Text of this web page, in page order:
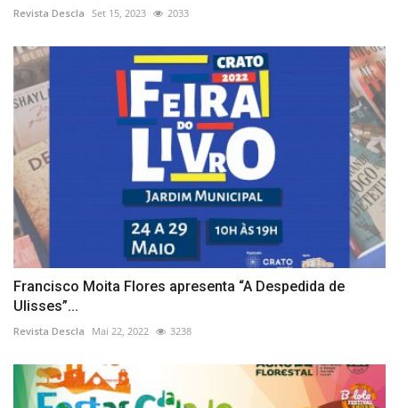
Revista Descla Set 15, 2023 2033
Francisco Moita Flores apresenta “A Despedida de
Ulisses”...
Revista Descla Mai 22, 2022 3238